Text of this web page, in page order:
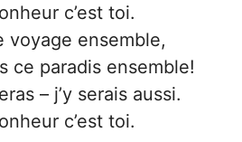
c’est toi.
voyage ensemble,
ce paradis ensemble!
– j’y serais aussi.
c’est toi.